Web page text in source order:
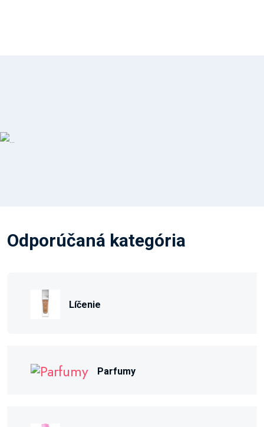
Odporúčaná kategória
Líčenie
Parfumy